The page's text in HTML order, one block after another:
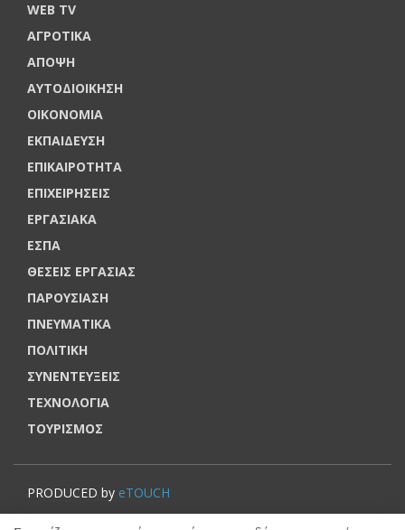
WEB TV
ΑΓΡΟΤΙΚΑ
ΑΠΟΨΗ
ΑΥΤΟΔΙΟΙΚΗΣΗ
ΟΙΚΟΝΟΜΙΑ
ΕΚΠΑΙΔΕΥΣΗ
ΕΠΙΚΑΙΡΟΤΗΤΑ
ΕΠΙΧΕΙΡΗΣΕΙΣ
ΕΡΓΑΣΙΑΚΑ
ΕΣΠΑ
ΘΕΣΕΙΣ ΕΡΓΑΣΙΑΣ
ΠΑΡΟΥΣΙΑΣΗ
ΠΝΕΥΜΑΤΙΚΑ
ΠΟΛΙΤΙΚΗ
ΣΥΝΕΝΤΕΥΞΕΙΣ
ΤΕΧΝΟΛΟΓΙΑ
ΤΟΥΡΙΣΜΟΣ
PRODUCED by eTOUCH
© VOUCHERERGASIA.GR, 2022 | All rights reserved.